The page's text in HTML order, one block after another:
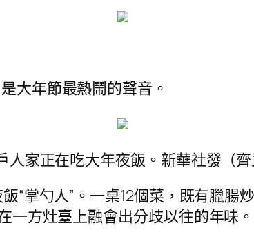
大年節最熱鬧的聲音。
家正在吃大年夜飯。新華社發（齊
“掌勺人”。一桌12個菜，既有臘腸
一方灶臺上融會出分歧以往的年味。